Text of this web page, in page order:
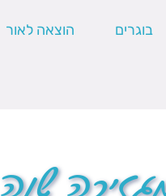
בוגרים הוצאה לאור
שוה